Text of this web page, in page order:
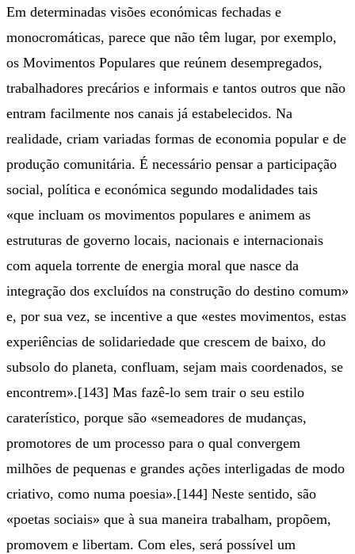
Em determinadas visões económicas fechadas e
monocromáticas, parece que não têm lugar, por exemplo,
os Movimentos Populares que reúnem desempregados,
trabalhadores precários e informais e tantos outros que não
entram facilmente nos canais já estabelecidos. Na
realidade, criam variadas formas de economia popular e de
produção comunitária. É necessário pensar a participação
social, política e económica segundo modalidades tais
«que incluam os movimentos populares e animem as
estruturas de governo locais, nacionais e internacionais
com aquela torrente de energia moral que nasce da
integração dos excluídos na construção do destino comum»
e, por sua vez, se incentive a que «estes movimentos, estas
experiências de solidariedade que crescem de baixo, do
subsolo do planeta, confluam, sejam mais coordenados, se
encontrem».[143] Mas fazê-lo sem trair o seu estilo
caraterístico, porque são «semeadores de mudanças,
promotores de um processo para o qual convergem
milhões de pequenas e grandes ações interligadas de modo
criativo, como numa poesia».[144] Neste sentido, são
«poetas sociais» que à sua maneira trabalham, propõem,
promovem e libertam. Com eles, será possível um